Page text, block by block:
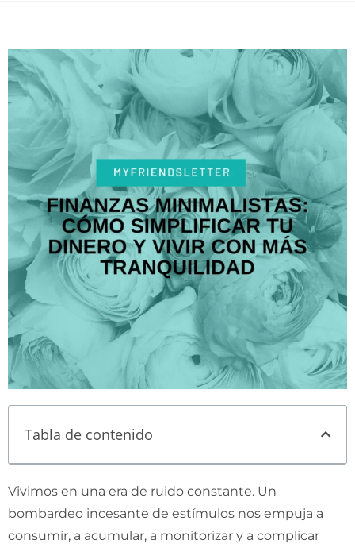
Tabla de contenido
Vivimos en una era de ruido constante. Un
bombardeo incesante de estímulos nos empuja a
consumir, a acumular, a monitorizar y a complicar